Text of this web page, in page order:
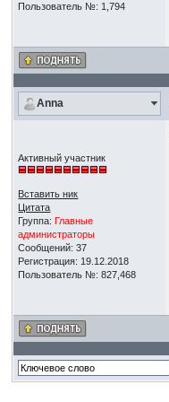
Пользователь №: 1,794
Anna
Активный участник
Вставить ник
Цитата
Группа: Главные
администраторы
Сообщений: 37
Регистрация: 19.12.2018
Пользователь №: 827,468